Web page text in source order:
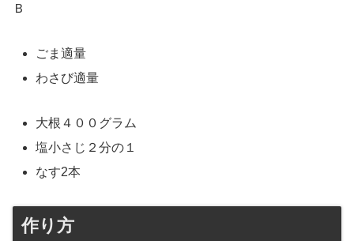
Ｂ
ごま適量
わさび適量
大根４００グラム
塩小さじ２分の１
なす2本
作り方